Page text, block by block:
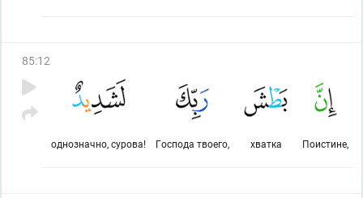
85:12
Поистине,
хватка
Господа твоего,
однозначно, сурова!